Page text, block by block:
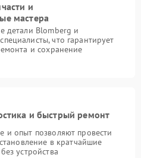
и
мастера
детали Blomberg и
что гарантирует
и сохранение
и быстрый ремонт
опыт позволяют провести
в кратчайшие
устройства